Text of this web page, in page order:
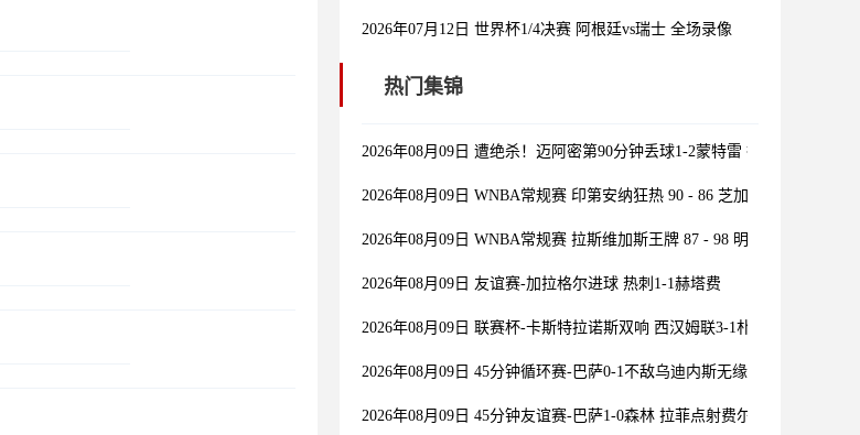
2026年07月12日 世界杯1/4决赛 阿根廷vs瑞士 全场录像
热门集锦
2026年08月09日 遭绝杀！迈阿密第90分钟丢球1-2蒙特雷 德保罗破门展示
2026年08月09日 WNBA常规赛 印第安纳狂热 90 - 86 芝加哥天空 全场集锦
2026年08月09日 WNBA常规赛 拉斯维加斯王牌 87 - 98 明尼苏达山猫 全
2026年08月09日 友谊赛-加拉格尔进球 热刺1-1赫塔费
2026年08月09日 联赛杯-卡斯特拉诺斯双响 西汉姆联3-1朴茨茅斯
2026年08月09日 45分钟循环赛-巴萨0-1不敌乌迪内斯无缘冠军 巴约挑射
2026年08月09日 45分钟友谊赛-巴萨1-0森林 拉菲点射费尔明造点 两队各